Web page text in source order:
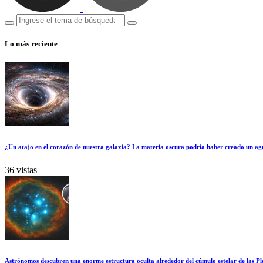
Lo más reciente
¿Un atajo en el corazón de nuestra galaxia? La materia oscura podría haber creado un
36 vistas
Astrónomos descubren una enorme estructura oculta alrededor del cúmulo estelar de las